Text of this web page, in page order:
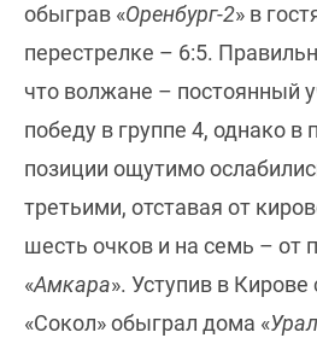
обыграв «Оренбург-2» в
перестрелке – 6:5.
что волжане – постоянный
победу в группе 4, однако в
позиции ощутимо
третьими, отставая от
шесть очков и на семь – от
«Амкара». Уступив в Кирове
«Сокол» обыграл дома «